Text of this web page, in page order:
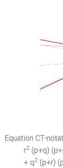
Equation CT-
r2(p+q)
+ q2(p+r)